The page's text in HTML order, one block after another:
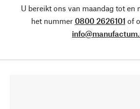
U bereikt ons van maandag tot en
het nummer 0800 2626101 of